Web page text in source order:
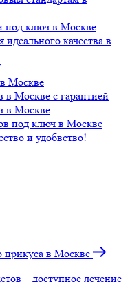
под ключ в Москве
качества в
Москве
в Москве с гарантией
в Москве
под ключ в Москве
и удобвство!
прикуса в Москве
– доступное лечение